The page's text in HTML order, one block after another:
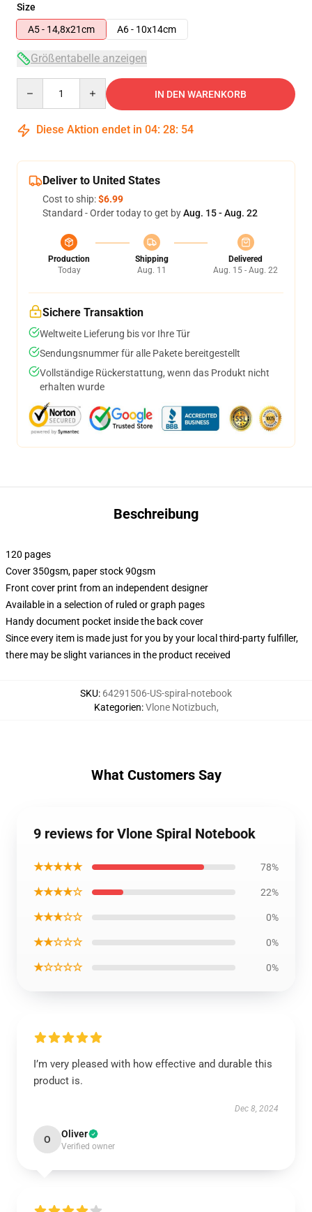
Size
A5 - 14,8x21cm
A6 - 10x14cm
Größentabelle anzeigen
IN DEN WARENKORB
Diese Aktion endet in 04: 28: 53
Deliver to United States
Cost to ship:$6.99
Standard - Order today to get byAug. 15 - Aug. 22
Production
Today
Shipping
Aug. 11
Delivered
Aug. 15 - Aug. 22
Sichere Transaktion
Weltweite Lieferung bis vor Ihre Tür
Sendungsnummer für alle Pakete bereitgestellt
Vollständige Rückerstattung, wenn das Produkt nicht
erhalten wurde
Beschreibung
120 pages
Cover 350gsm, paper stock 90gsm
Front cover print from an independent designer
Available in a selection of ruled or graph pages
Handy document pocket inside the back cover
Since every item is made just for you by your local third-party fulfiller,
there may be slight variances in the product received
SKU: 64291506-US-spiral-notebook
Kategorien:Vlone Notizbuch,
What Customers Say
9 reviews for Vlone Spiral Notebook
★★★★★ 78%
★★★★☆ 22%
★★★☆☆ 0%
★★☆☆☆ 0%
★☆☆☆☆ 0%
I’m very pleased with how effective and durable this
product is.
Dec 8, 2024
O Oliver
Verified owner